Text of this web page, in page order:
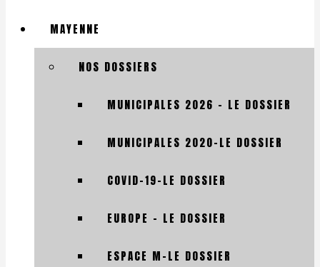
MAYENNE
NOS DOSSIERS
MUNICIPALES 2026 – LE DOSSIER
MUNICIPALES 2020-LE DOSSIER
COVID-19-LE DOSSIER
EUROPE – LE DOSSIER
ESPACE M-LE DOSSIER